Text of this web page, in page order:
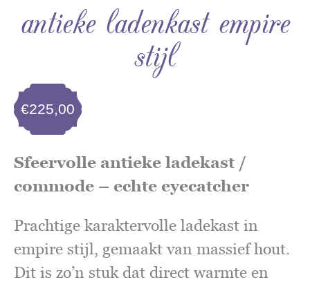
antieke ladenkast empire
stijl
€225,00
Sfeervolle antieke ladekast /
commode – echte eyecatcher
Prachtige karaktervolle ladekast in
empire stijl, gemaakt van massief hout.
Dit is zo’n stuk dat direct warmte en